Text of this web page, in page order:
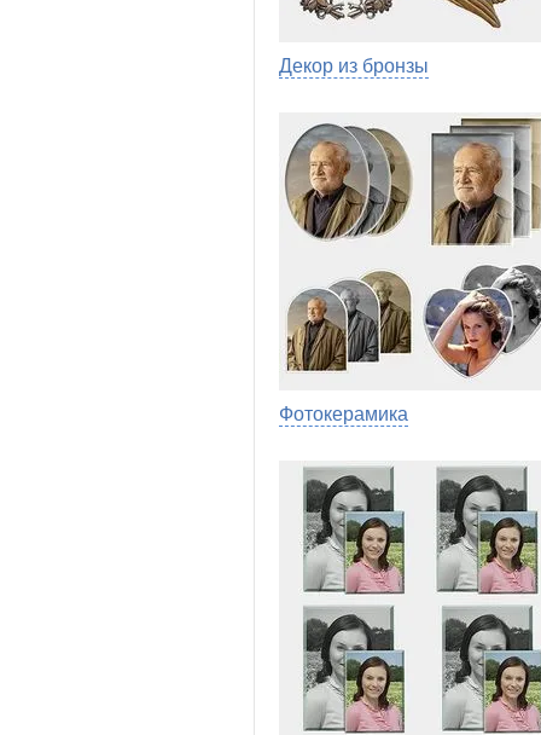
Декор из бронзы
Фотокерамика